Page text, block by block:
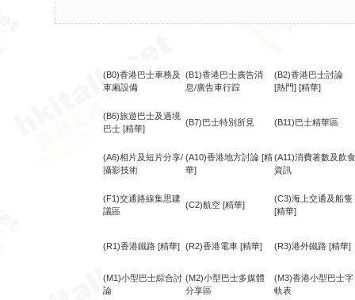
(B0)香港巴士車務及
車廂設備
(B1)香港巴士廣告消
息/廣告車行踪
(B2)香港巴士討論
[熱門] [精華]
(B6)旅遊巴士及過境
巴士 [精華]
(B7)巴士特別所見 (B11)巴士精華區
(A6)相片及短片分享/
攝影技術
(A10)香港地方討論 [精
華]
(A11)消費著數及飲食
資訊
(F1)交通路線集思建
議區
(C2)航空 [精華]
(C3)海上交通及船隻
[精華]
(R1)香港鐵路 [精華] (R2)香港電車 [精華] (R3)港外鐵路 [精華]
(M1)小型巴士綜合討
論
(M2)小型巴士多媒體
分享區
(M3)香港小型巴士字
軌表